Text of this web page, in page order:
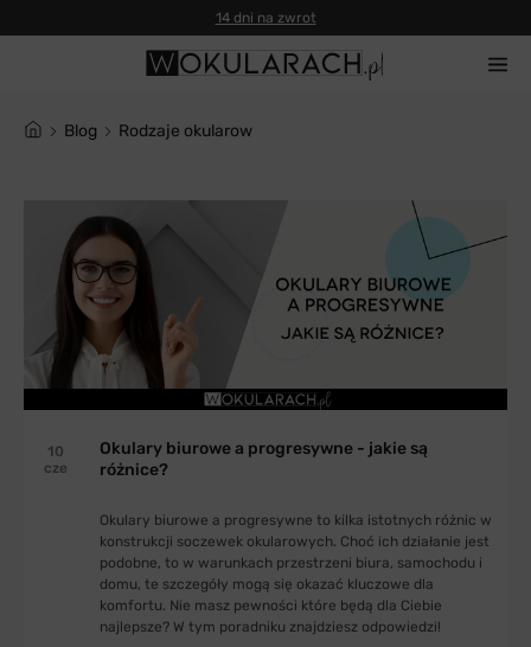
14 dni na zwrot
blog rodzaje okularow
Okulary biurowe a progresywne - jakie są
różnice?
Okulary biurowe a progresywne to kilka istotnych różnic w
konstrukcji soczewek okularowych. Choć ich działanie jest
podobne, to w warunkach przestrzeni biura, samochodu i
domu, te szczegóły mogą się okazać kluczowe dla
komfortu. Nie masz pewności które będą dla Ciebie
najlepsze? W tym poradniku znajdziesz odpowiedzi!
10
cze